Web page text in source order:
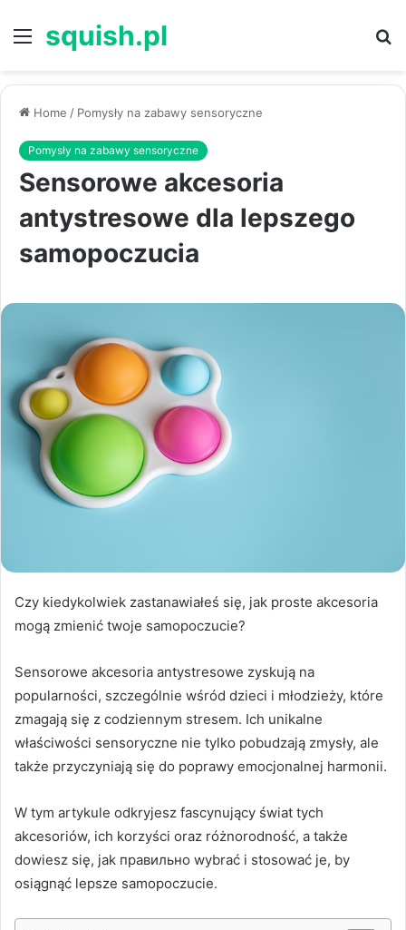
Menu
squish.pl
Home / Pomysły na zabawy sensoryczne
Pomysły na zabawy sensoryczne
Sensorowe akcesoria
antystresowe dla lepszego
samopoczucia
Czy kiedykolwiek zastanawiałeś się, jak proste akcesoria
mogą zmienić twoje samopoczucie?
Sensorowe akcesoria antystresowe zyskują na
popularności, szczególnie wśród dzieci i młodzieży, które
zmagają się z codziennym stresem. Ich unikalne
właściwości sensoryczne nie tylko pobudzają zmysły, ale
także przyczyniają się do poprawy emocjonalnej harmonii.
W tym artykule odkryjesz fascynujący świat tych
akcesoriów, ich korzyści oraz różnorodność, a także
dowiesz się, jak правильно wybrać i stosować je, by
osiągnąć lepsze samopoczucie.